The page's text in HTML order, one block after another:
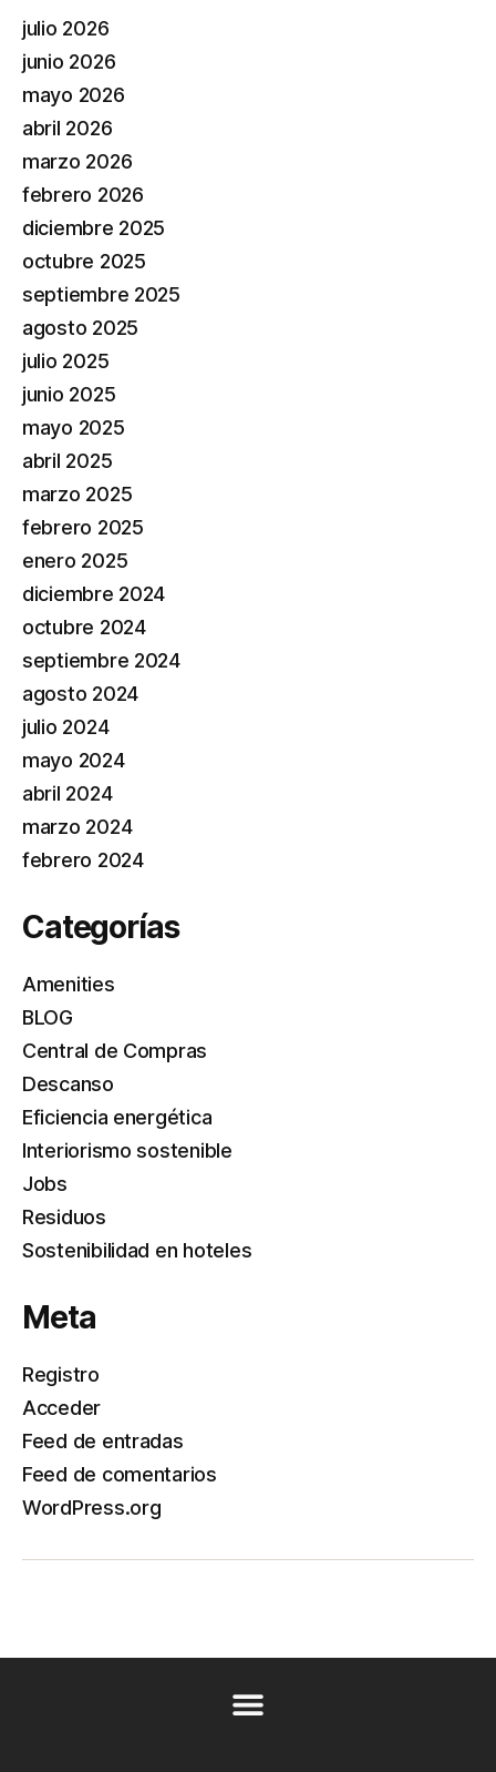
julio 2026
junio 2026
mayo 2026
abril 2026
marzo 2026
febrero 2026
diciembre 2025
octubre 2025
septiembre 2025
agosto 2025
julio 2025
junio 2025
mayo 2025
abril 2025
marzo 2025
febrero 2025
enero 2025
diciembre 2024
octubre 2024
septiembre 2024
agosto 2024
julio 2024
mayo 2024
abril 2024
marzo 2024
febrero 2024
Categorías
Amenities
BLOG
Central de Compras
Descanso
Eficiencia energética
Interiorismo sostenible
Jobs
Residuos
Sostenibilidad en hoteles
Meta
Registro
Acceder
Feed de entradas
Feed de comentarios
WordPress.org